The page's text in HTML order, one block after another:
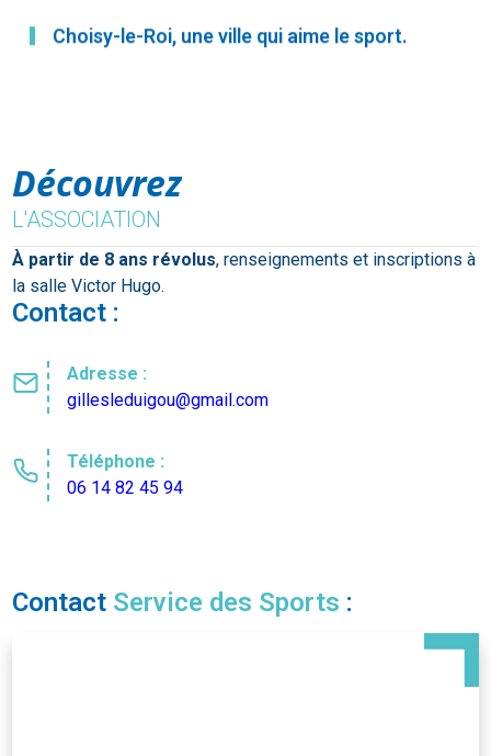
Choisy-le-Roi, une ville qui aime le sport.
Découvrez
L'ASSOCIATION
À partir de 8 ans révolus, renseignements et inscriptions à
la salle Victor Hugo.
Contact :
Adresse :
gillesleduigou@gmail.com
Téléphone :
06 14 82 45 94
Contact Service des Sports :